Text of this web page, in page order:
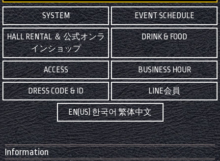
SYSTEM EVENT SCHEDULE
HALL RENTAL ＆ 公式オンラ
インショップ
DRINK & FOOD
ACCESS BUSINESS HOUR
DRESS CODE & ID LINE会員
EN(US) 한국어 繁体中文
Information